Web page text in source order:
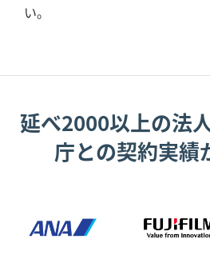
い。
延べ2000以上の法
庁との契約実績